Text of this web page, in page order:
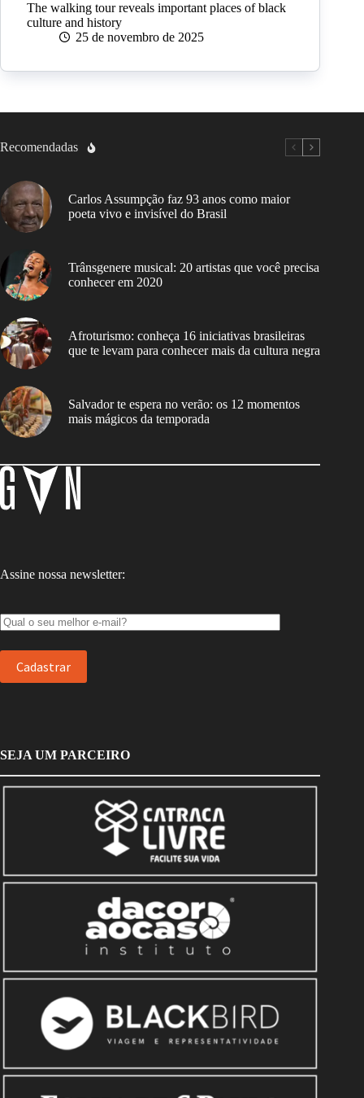
The walking tour reveals important places of black
culture and history
25 de novembro de 2025
Recomendadas
Carlos Assumpção faz 93 anos como maior
poeta vivo e invisível do Brasil
Trânsgenere musical: 20 artistas que você precisa
conhecer em 2020
Afroturismo: conheça 16 iniciativas brasileiras
que te levam para conhecer mais da cultura negra
Salvador te espera no verão: os 12 momentos
mais mágicos da temporada
Assine nossa newsletter:
SEJA UM PARCEIRO